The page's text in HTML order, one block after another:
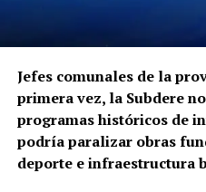
Jefes comunales de la
primera vez, la Subdere
programas históricos de
podría paralizar obras
deporte e infraestructura